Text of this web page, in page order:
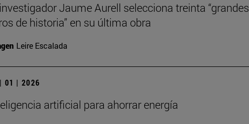
Jaume Aurell selecciona treinta “grandes
de historia” en su última obra
Leire Escalada
01 | 2026
artificial para ahorrar energía